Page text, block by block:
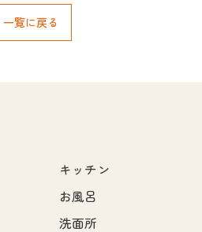
一覧に戻る
キッチン
お風呂
洗面所